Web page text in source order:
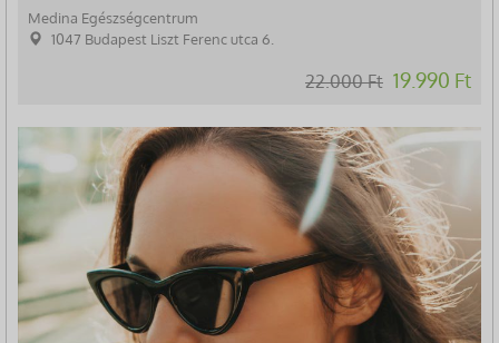
Medina Egészségcentrum
1047 Budapest Liszt Ferenc utca 6.
22.000 Ft 19.990 Ft
-66%